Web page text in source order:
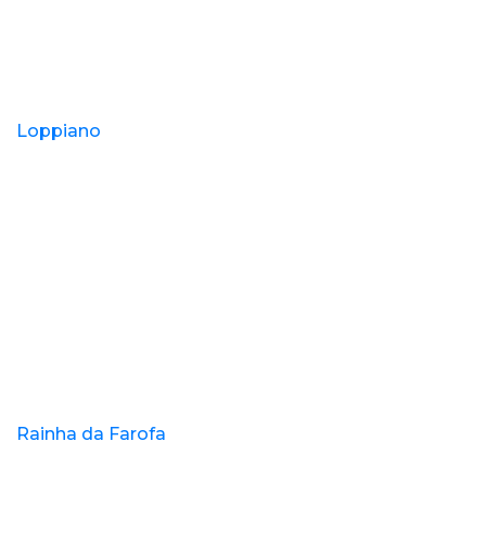
Loppiano
Rainha da Farofa